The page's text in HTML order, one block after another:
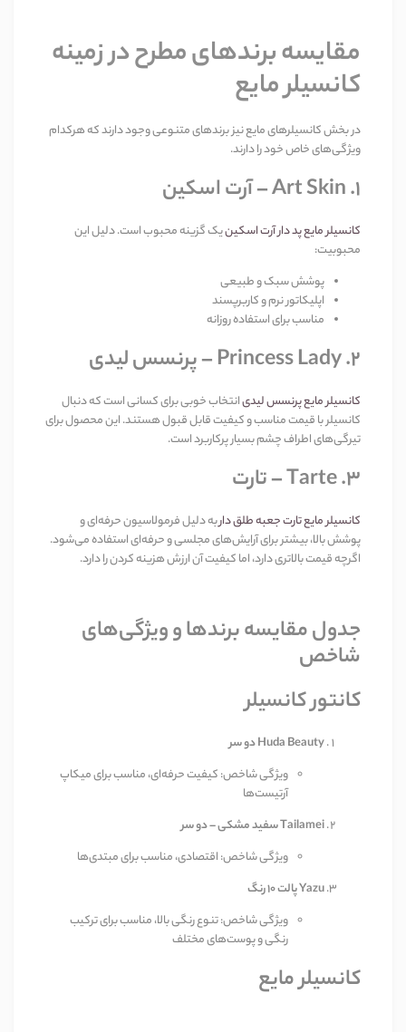
مقایسه برندهای مطرح در زمینه
کانسیلر مایع
در بخش کانسیلرهای مایع نیز برندهای متنوعی وجود دارند که هرکدام
ویژگی‌های خاص خود را دارند.
۱. Art Skin – آرت اسکین
کانسیلر مایع پد دار آرت اسکینیک گزینه محبوب است. دلیل این
محبوبیت:
پوشش سبک و طبیعی
اپلیکاتور نرم و کاربرپسند
مناسب برای استفاده روزانه
۲. Princess Lady – پرنسس لیدی
کانسیلر مایع پرنسس لیدیانتخاب خوبی برای کسانی است که دنبال
کانسیلر با قیمت مناسب و کیفیت قابل قبول هستند. این محصول برای
تیرگی‌های اطراف چشم بسیار پرکاربرد است.
۳. Tarte – تارت
کانسیلر مایع تارت جعبه طلق داربه دلیل فرمولاسیون حرفه‌ای و
پوشش بالا، بیشتر برای آرایش‌های مجلسی و حرفه‌ای استفاده می‌شود.
اگرچه قیمت بالاتری دارد، اما کیفیت آن ارزش هزینه کردن را دارد.
جدول مقایسه برندها و ویژگی‌های
شاخص
کانتور کانسیلر
Huda Beauty دو سر
ویژگی شاخص: کیفیت حرفه‌ای، مناسب برای میکاپ
آرتیست‌ها
Tailamei سفید مشکی – دو سر
ویژگی شاخص: اقتصادی، مناسب برای مبتدی‌ها
Yazu پالت ۱۰ رنگ
ویژگی شاخص: تنوع رنگی بالا، مناسب برای ترکیب
رنگی و پوست‌های مختلف
کانسیلر مایع